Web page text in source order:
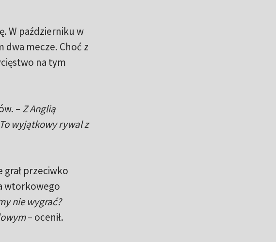
W październiku w
dwa mecze. Choć z
na tym
– Z Anglią
wyjątkowy rywal z
przeciwko
wtorkowego
nie wygrać?
– ocenił.